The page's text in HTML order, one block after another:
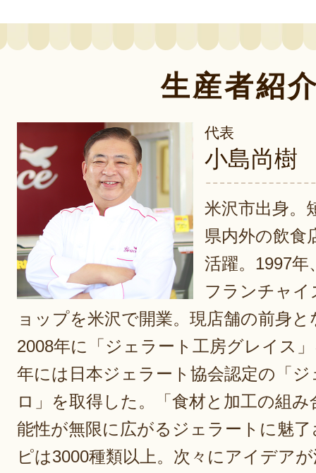
生産者紹
代表
小島尚樹
米沢市出身。
県内外の飲食
活躍。1997
フランチャ
ョップを米沢で開業。現店舗の前身
2008年に「ジェラート工房グレイス
年には日本ジェラート協会認定の「
ロ」を取得した。「食材と加工の組
能性が無限に広がるジェラートに魅
ピは3000種類以上。次々にアイデア